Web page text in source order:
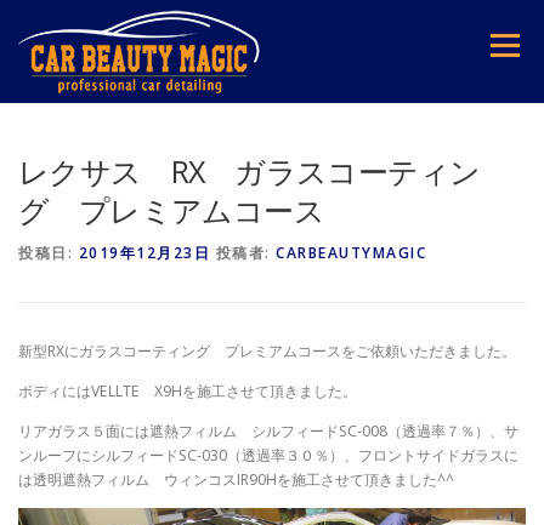
ツ
メニュー
レクサス RX ガラスコーティン
グ プレミアムコース
投稿日: 2019年12月23日 投稿者: CARBEAUTYMAGIC
新型RXにガラスコーティング プレミアムコースをご依頼いただきました。
ボディにはVELLTE X9Hを施工させて頂きました。
リアガラス５面には遮熱フィルム シルフィードSC-008（透過率７％）、サ
ンルーフにシルフィードSC-030（透過率３０％）、フロントサイドガラスに
は透明遮熱フィルム ウィンコスIR90Hを施工させて頂きました^^